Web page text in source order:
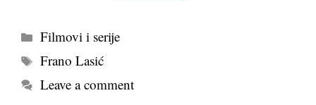
Kategorije
Filmovi i serije
Tags
Frano Lasić
Leave a comment